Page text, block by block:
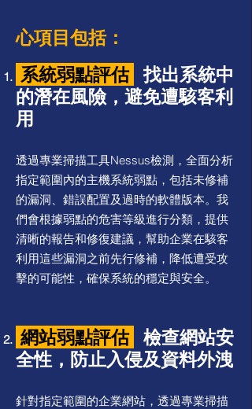
心項目包括：
系統弱點評估 找出系統中
的潛在風險，避免遭駭客利
用
透過專業掃描工具Nessus檢測，全面分析
指定範圍內的主機系統弱點，包括未修補
的漏洞、錯誤配置及過時的軟體版本。我
們會根據弱點的危害等級進行分類，提供
清晰的報告和修復建議，幫助企業在駭客
利用這些漏洞之前先行修補，降低遭受攻
擊的可能性，確保系統的穩定與安全。
網站弱點評估 檢查網站安
全性，防止入侵及資料外洩
針對指定範圍的企業網站，透過專業掃描